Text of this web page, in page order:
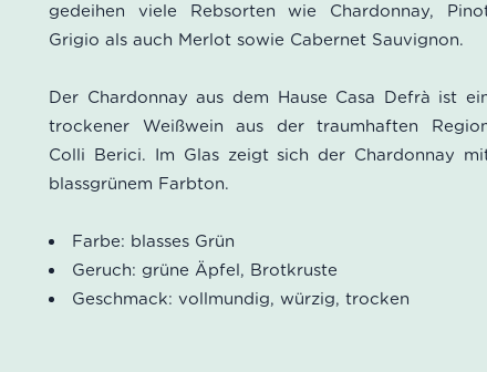
gedeihen viele Rebsorten wie Chardonnay,
Grigio als auch Merlot sowie Cabernet Sauvignon.
Der Chardonnay aus dem Hause Casa Defrà ist
trockener Weißwein aus der traumhaften
Colli Berici. Im Glas zeigt sich der Chardonnay
blassgrünem Farbton.
Farbe: blasses Grün
Geruch: grüne Äpfel, Brotkruste
Geschmack: vollmundig, würzig, trocken